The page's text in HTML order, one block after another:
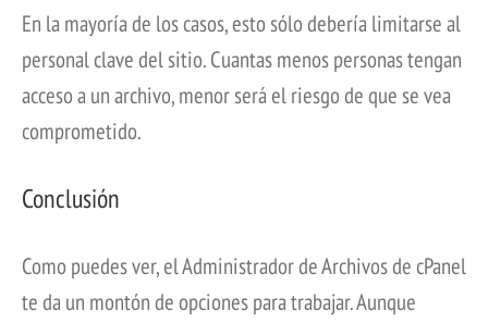
En la mayoría de los casos, esto sólo debería limitarse al
personal clave del sitio. Cuantas menos personas tengan
acceso a un archivo, menor será el riesgo de que se vea
comprometido.
Conclusión
Como puedes ver, el Administrador de Archivos de cPanel
te da un montón de opciones para trabajar. Aunque